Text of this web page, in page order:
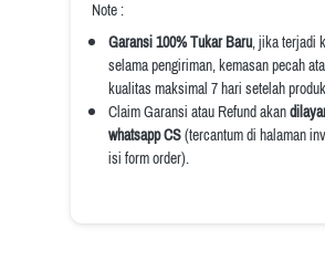
Note :
Garansi 100% Tukar Baru, jika terjadi
selama pengiriman, kemasan pecah
kualitas maksimal 7 hari setelah
Claim Garansi atau Refund akan
whatsapp CS (tercantum di halaman
isi form order).